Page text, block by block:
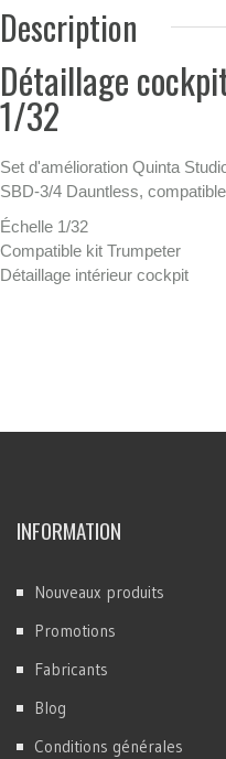
Description
Détaillage
1/32
Set d'amélioration Quinta
SBD-3/4 Dauntless,
Échelle 1/32
Compatible kit Trumpeter
Détaillage intérieur cockpit
INFORMATION
Nouveaux produits
Promotions
Fabricants
Blog
Conditions générales